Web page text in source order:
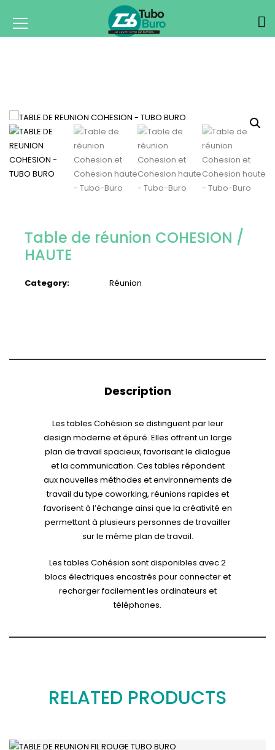
Table de réunion COHESION /
HAUTE
Category: Réunion
Description
Les tables Cohésion se distinguent par leur
design moderne et épuré. Elles offrent un large
plan de travail spacieux, favorisant le dialogue
et la communication. Ces tables répondent
aux nouvelles méthodes et environnements de
travail du type coworking, réunions rapides et
favorisent à l’échange ainsi que la créativité en
permettant à plusieurs personnes de travailler
sur le même plan de travail.
Les tables Cohésion sont disponibles avec 2
blocs électriques encastrés pour connecter et
recharger facilement les ordinateurs et
téléphones.
RELATED PRODUCTS